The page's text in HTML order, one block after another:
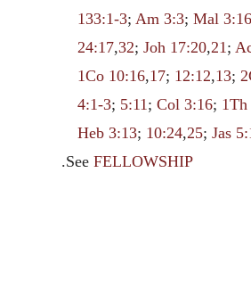
133:1-3;Am 3:3;Mal 3:16
24:17,32;Joh 17:20,21;
1Co 10:16,17; 12:12,13;
4:1-3; 5:11;Col 3:16;
Heb 3:13; 10:24,25;Jas
.See FELLOWSHIP